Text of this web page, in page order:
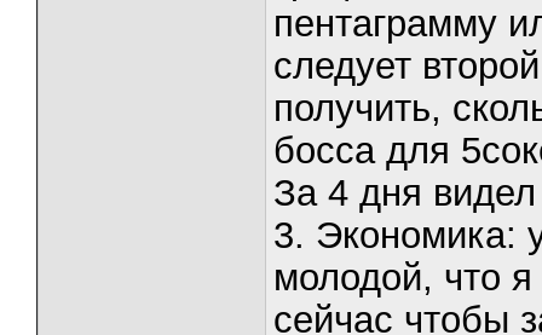
пентаграмму
следует
получить,
босса для
За 4 дня видел
3. Экономика:
молодой, что
сейчас чтобы